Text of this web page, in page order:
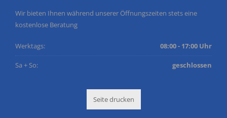
Wir bieten Ihnen während unserer Öffnungszeiten stets eine
kostenlose Beratung
Werktags: 08:00 - 17:00 Uhr
Sa + So: geschlossen
Seite drucken